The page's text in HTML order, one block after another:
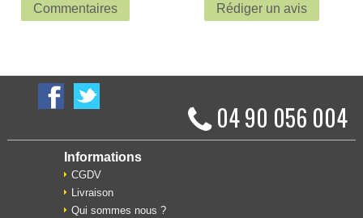
Commentaires Rédiger un avis
04 90 056 004
Informations
CGDV
Livraison
Qui sommes nous ?